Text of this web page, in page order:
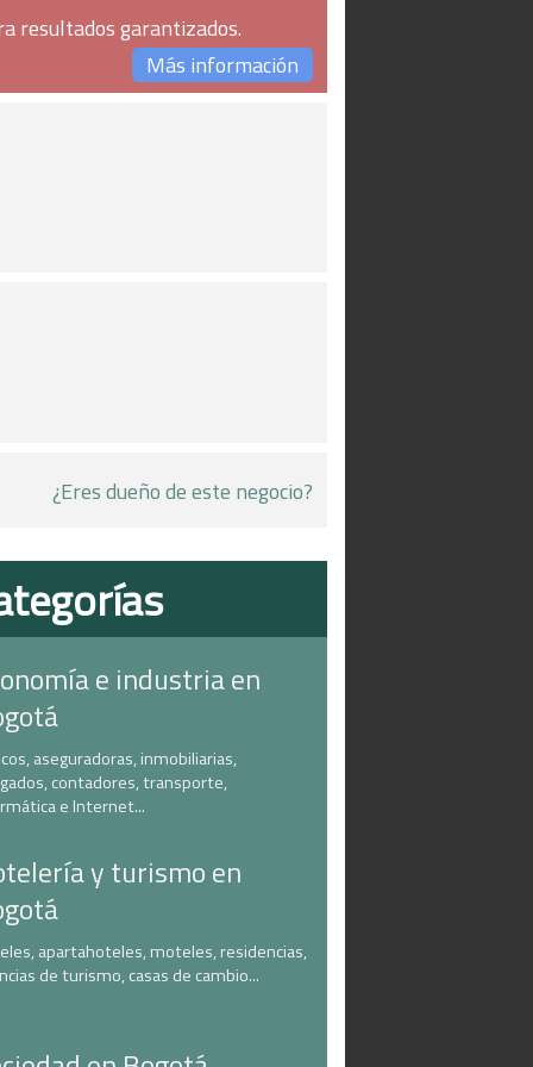
resultados garantizados.
Más información
¿Eres dueño de este negocio?
e industria en
aseguradoras, inmobiliarias,
contadores, transporte,
e Internet...
y turismo en
apartahoteles, moteles, residencias,
de turismo, casas de cambio...